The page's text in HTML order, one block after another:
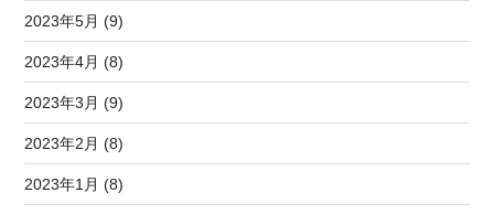
2023年5月 (9)
2023年4月 (8)
2023年3月 (9)
2023年2月 (8)
2023年1月 (8)